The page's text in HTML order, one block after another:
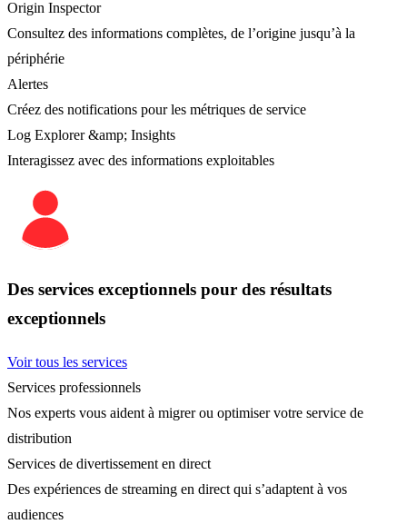
Origin Inspector
Consultez des informations complètes, de l’origine jusqu’à la
périphérie
Alertes
Créez des notifications pour les métriques de service
Log Explorer &amp; Insights
Interagissez avec des informations exploitables
Des services exceptionnels pour des résultats
exceptionnels
Voir tous les services
Services professionnels
Nos experts vous aident à migrer ou optimiser votre service de
distribution
Services de divertissement en direct
Des expériences de streaming en direct qui s’adaptent à vos
audiences